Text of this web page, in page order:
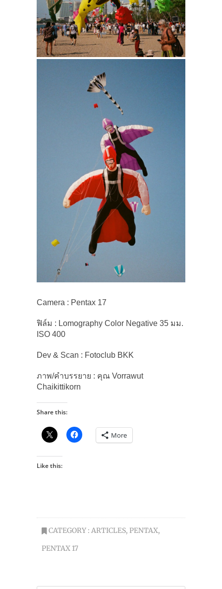
Camera : Pentax 17
ฟิล์ม : Lomography Color Negative 35 มม.
ISO 400
Dev & Scan : Fotoclub BKK
ภาพ/คำบรรยาย : คุณ Vorrawut
Chaikittikorn
Share this:
More
Like this:
CATEGORY : ARTICLES, PENTAX,
PENTAX 17